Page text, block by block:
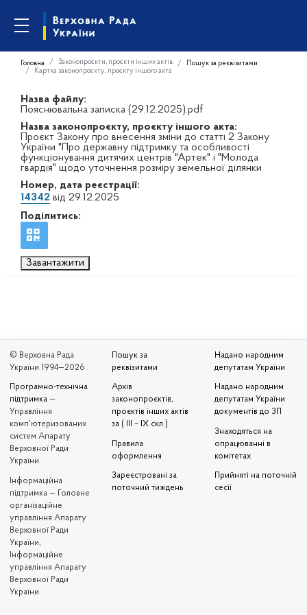
Головна Законопроєкти, проєкти інших актів
Пошук за реквізитами
Картка законопроєкту, проєкту іншого акта
Назва файлу:
Пояснювальна записка (29.12.2025).pdf
Назва законопроєкту, проєкту іншого акта:
Проєкт Закону про внесення зміни до статті 2 Закону
України "Про державну підтримку та особливості
функціонування дитячих центрів "Артек" і "Молода
гвардія" щодо уточнення розміру земельної ділянки
Номер, дата реєстрації:
14342 від 29.12.2025
Поділитись:
Завантажити
© Верховна Рада
України 1994—2026
Програмно-технічна
підтримка —
Управління
комп'ютеризованих
систем Апарату
Верховної Ради
України
Iнформаційна
підтримка — Головне
організаційне
управління Апарату
Верховної Ради
України,
Інформаційне
управління Апарату
Верховної Ради
України
Пошук за
реквізитами
Архів
законопроєктів,
проєктів інших актів
за ( III – IX скл.)
Правила
оформлення
Зареєстровані за
поточний тиждень
Надано народним
депутатам України
Надано народним
депутатам України
документів до ЗП
Знаходяться на
опрацюванні в
комітетах
Прийняті на поточній
сесії